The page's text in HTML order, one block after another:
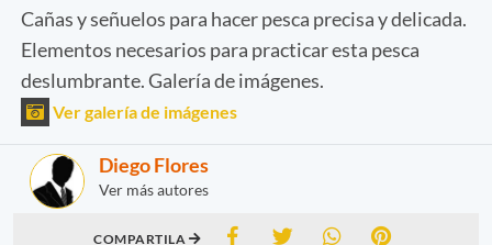
Cañas y señuelos para hacer pesca precisa y delicada.
Elementos necesarios para practicar esta pesca
deslumbrante. Galería de imágenes.
Ver galería de imágenes
Diego Flores
Ver más autores
COMPARTILA